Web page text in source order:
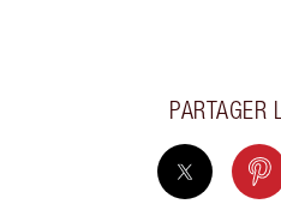
PARTAGER